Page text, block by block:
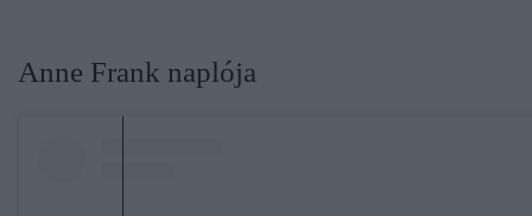
Anne Frank naplója